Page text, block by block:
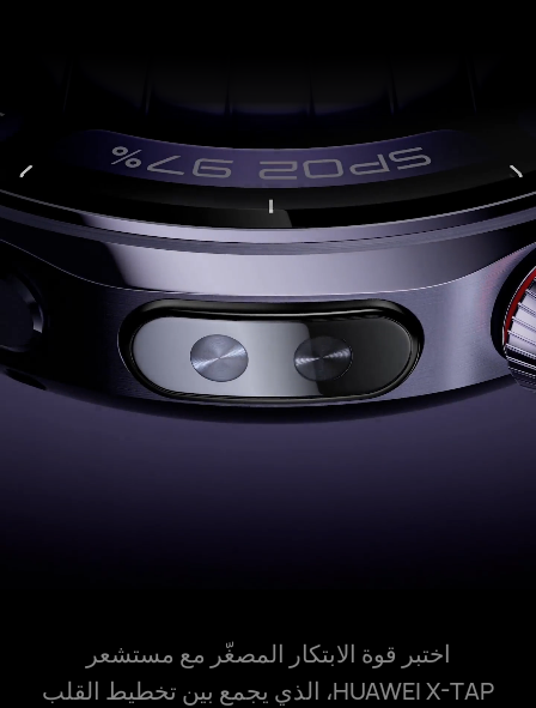
اختبر قوة الابتكار المصغّر مع مستشعر
HUAWEI X-TAP، الذي يجمع بين تخطيط القلب